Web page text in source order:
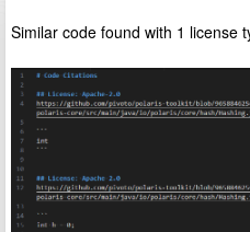
Similar code found with 1 license